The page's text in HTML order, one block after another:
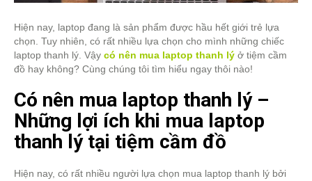
Hiện nay, laptop đang là sản phẩm được hầu hết giới trẻ lựa
chọn. Tuy nhiên, có rất nhiều lựa chọn cho mình những chiếc
laptop thanh lý. Vậy có nên mua laptop thanh lý ở tiệm cầm
đồ hay không? Cùng chúng tôi tìm hiểu ngay thôi nào!
Có nên mua laptop thanh lý –
Những lợi ích khi mua laptop
thanh lý tại tiệm cầm đồ
Hiện nay, có rất nhiều người lựa chọn mua laptop thanh lý bởi